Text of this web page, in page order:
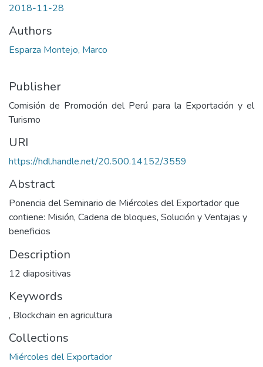
2018-11-28
Authors
Esparza Montejo, Marco
Publisher
Comisión de Promoción del Perú para la Exportación y el
Turismo
URI
https://hdl.handle.net/20.500.14152/3559
Abstract
Ponencia del Seminario de Miércoles del Exportador que
contiene: Misión, Cadena de bloques, Solución y Ventajas y
beneficios
Description
12 diapositivas
Keywords
, Blockchain en agricultura
Collections
Miércoles del Exportador